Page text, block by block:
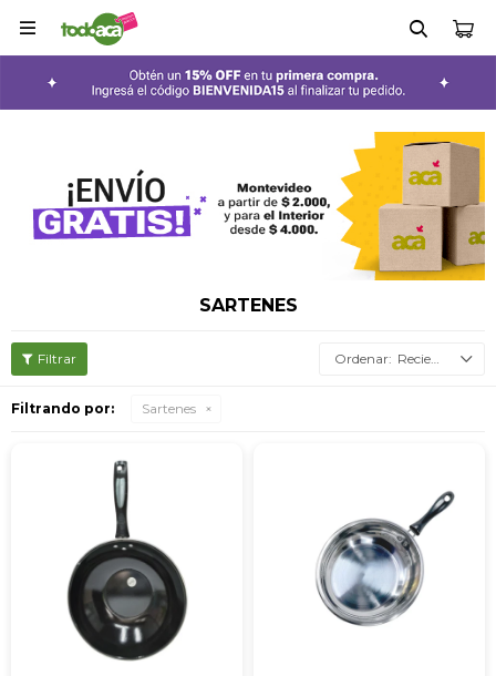

SARTENES
Recientes
Filtrando por: Sartenes